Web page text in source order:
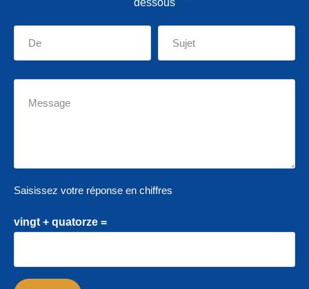
dessous
Saisissez votre réponse en chiffres
vingt + quatorze =